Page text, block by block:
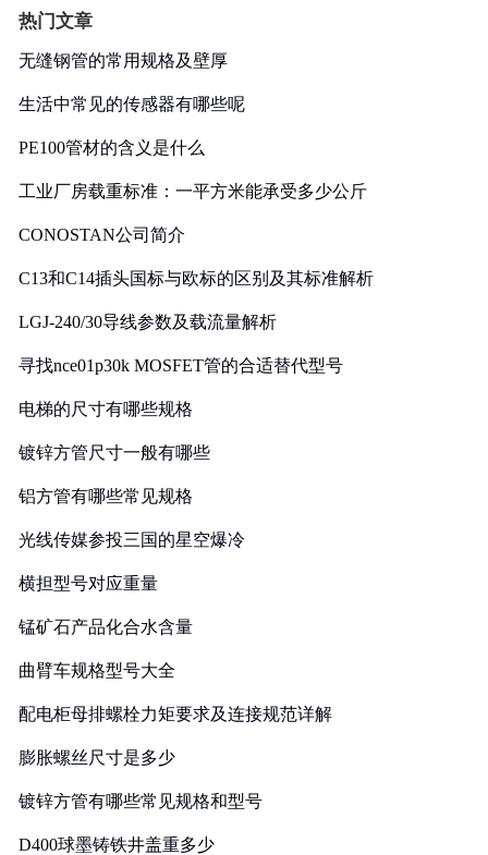
热门文章
无缝钢管的常用规格及壁厚
生活中常见的传感器有哪些呢
PE100管材的含义是什么
工业厂房载重标准：一平方米能承受多少公斤
CONOSTAN公司简介
C13和C14插头国标与欧标的区别及其标准解析
LGJ-240/30导线参数及载流量解析
寻找nce01p30k MOSFET管的合适替代型号
电梯的尺寸有哪些规格
镀锌方管尺寸一般有哪些
铝方管有哪些常见规格
光线传媒参投三国的星空爆冷
横担型号对应重量
锰矿石产品化合水含量
曲臂车规格型号大全
配电柜母排螺栓力矩要求及连接规范详解
膨胀螺丝尺寸是多少
镀锌方管有哪些常见规格和型号
D400球墨铸铁井盖重多少